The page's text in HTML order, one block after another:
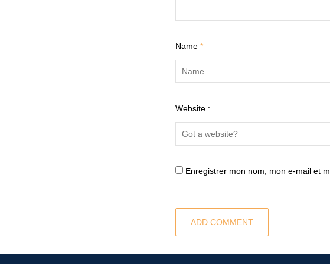
Name *
Website :
Enregistrer mon nom, mon e-mail et